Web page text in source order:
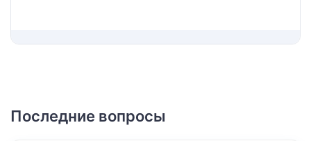
Последние вопросы